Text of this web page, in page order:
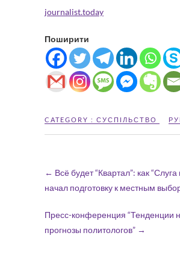
journalist.today
Поширити
CATEGORY : СУСПІЛЬСТВО
← Всё будет “Квартал”: как
начал подготовку к местным
Пресс-конференция “Тенденции
прогнозы политологов” →